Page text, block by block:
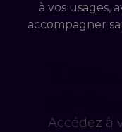
à vos usages,
accompagner
Accédez à